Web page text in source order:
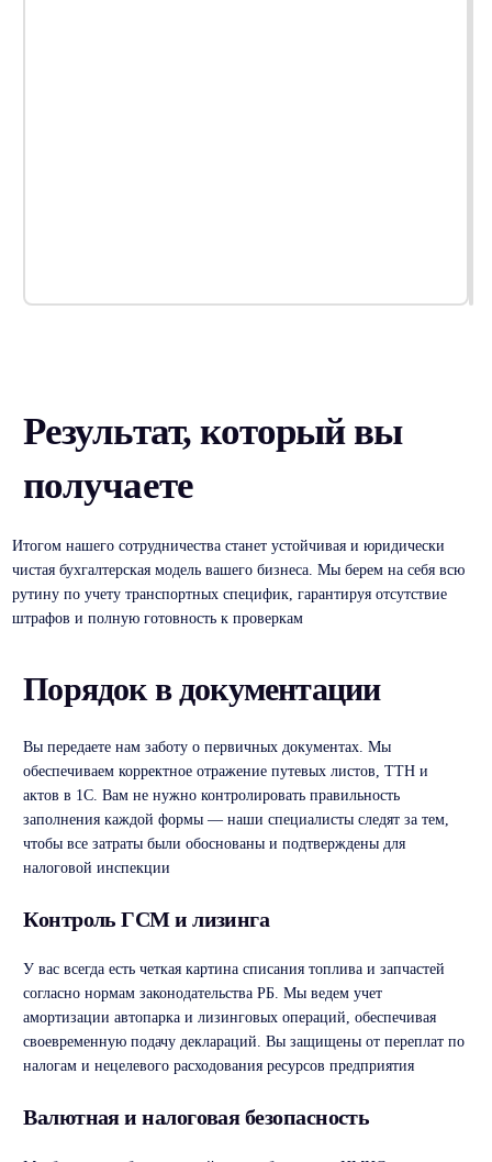
Результат, который вы
получаете
Итогом нашего сотрудничества станет устойчивая и юридически
чистая бухгалтерская модель вашего бизнеса. Мы берем на себя всю
рутину по учету транспортных специфик, гарантируя отсутствие
штрафов и полную готовность к проверкам
Порядок в документации
Вы передаете нам заботу о первичных документах. Мы
обеспечиваем корректное отражение путевых листов, ТТН и
актов в 1С. Вам не нужно контролировать правильность
заполнения каждой формы — наши специалисты следят за тем,
чтобы все затраты были обоснованы и подтверждены для
налоговой инспекции
Контроль ГСМ и лизинга
У вас всегда есть четкая картина списания топлива и запчастей
согласно нормам законодательства РБ. Мы ведем учет
амортизации автопарка и лизинговых операций, обеспечивая
своевременную подачу деклараций. Вы защищены от переплат по
налогам и нецелевого расходования ресурсов предприятия
Валютная и налоговая безопасность